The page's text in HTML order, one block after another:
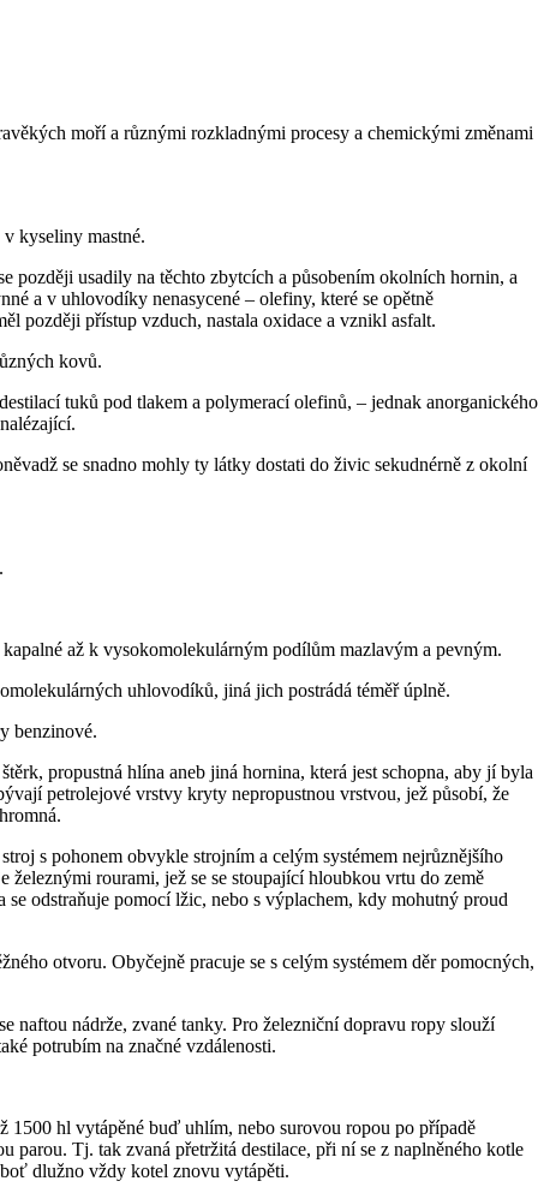
moří a různými rozkladnými procesy a chemickými změnami
kyseliny mastné.
usadily na těchto zbytcích a působením okolních hornin, a
a v uhlovodíky nenasycené – olefiny, které se opětně
později přístup vzduch, nastala oxidace a vznikl asfalt.
kovů.
tuků pod tlakem a polymerací olefinů, – jednak anorganického
se snadno mohly ty látky dostati do živic sekudnérně z okolní
až k vysokomolekulárným podílům mazlavým a pevným.
uhlovodíků, jiná jich postrádá téměř úplně.
benzinové.
propustná hlína aneb jiná hornina, která jest schopna, aby jí byla
petrolejové vrstvy kryty nepropustnou vrstvou, jež působí, že
s pohonem obvykle strojním a celým systémem nejrůznějšího
rourami, jež se se stoupající hloubkou vrtu do země
odstraňuje pomocí lžic, nebo s výplachem, kdy mohutný proud
otvoru. Obyčejně pracuje se s celým systémem děr pomocných,
naftou nádrže, zvané tanky. Pro železniční dopravu ropy slouží
potrubím na značné vzdálenosti.
1500 hl vytápěné buď uhlím, nebo surovou ropou po případě
parou. Tj. tak zvaná přetržitá destilace, při ní se z naplněného kotle
dlužno vždy kotel znovu vytápěti.